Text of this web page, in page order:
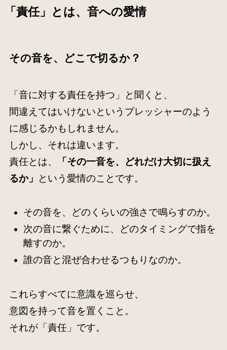
「責任」とは、音への愛情
その音を、どこで切るか？
「音に対する責任を持つ」と聞くと、
間違えてはいけないというプレッシャーのよう
に感じるかもしれません。
しかし、それは違います。
責任とは、
「その一音を、どれだけ大切に扱え
るか」
という愛情のことです。
その音を、どのくらいの強さで鳴らすのか。
次の音に繋ぐために、どのタイミングで指を
離すのか。
誰の音と混ぜ合わせるつもりなのか。
これらすべてに意識を巡らせ、
意図を持って音を置くこと。
それが「責任」です。